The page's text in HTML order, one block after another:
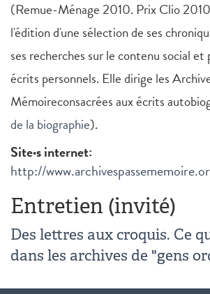
(Remue-Ménage 2010. Prix Clio
l'édition d'une sélection de ses
ses recherches sur le contenu social
écrits personnels. Elle dirige les
Mémoireconsacrées aux écrits
de la biographie).
Site·s internet:
http://
Entretien (invité)
Des lettres aux croquis. Ce
dans les archives de "gens